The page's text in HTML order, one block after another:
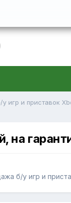
игр и приставок
на
б/у игр и